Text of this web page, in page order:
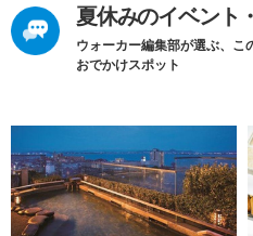
夏休みのイベント
ウォーカー編集部が選ぶ、こ
おでかけスポット